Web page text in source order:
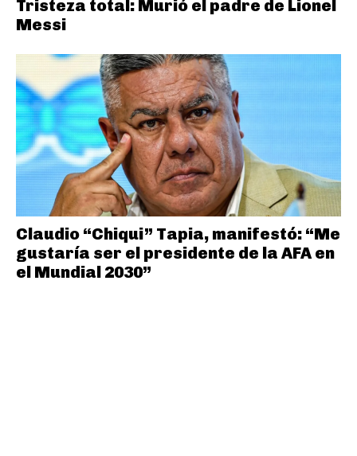
Tristeza total: Murió el padre de Lionel
Messi
Claudio “Chiqui” Tapia, manifestó: “Me
gustaría ser el presidente de la AFA en
el Mundial 2030”